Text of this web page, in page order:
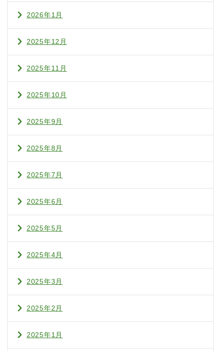
2026年1月
2025年12月
2025年11月
2025年10月
2025年9月
2025年8月
2025年7月
2025年6月
2025年5月
2025年4月
2025年3月
2025年2月
2025年1月